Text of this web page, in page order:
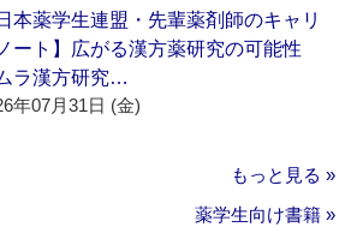
日本薬学生連盟・先輩薬剤師のキャリ
ート】広がる漢方薬研究の可能性
ラ漢方研究…
年07月31日 (金)
もっと見る »
薬学生向け書籍 »